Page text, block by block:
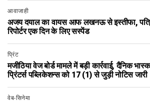
आवाजाही
अजय दयाल का वायस आफ लखनऊ से इस्तीफा,
रिपोर्टर एक दिन के लिए सस्पेंड
प्रिंट
मजीठिया वेज बोर्ड मामले में बड़ी कार्रवाई, दैनिक
प्रिंटर्स पब्लिकेशन्स को 17 (1) से जुड़ी नोटिस जारी
वेब-सिनेमा